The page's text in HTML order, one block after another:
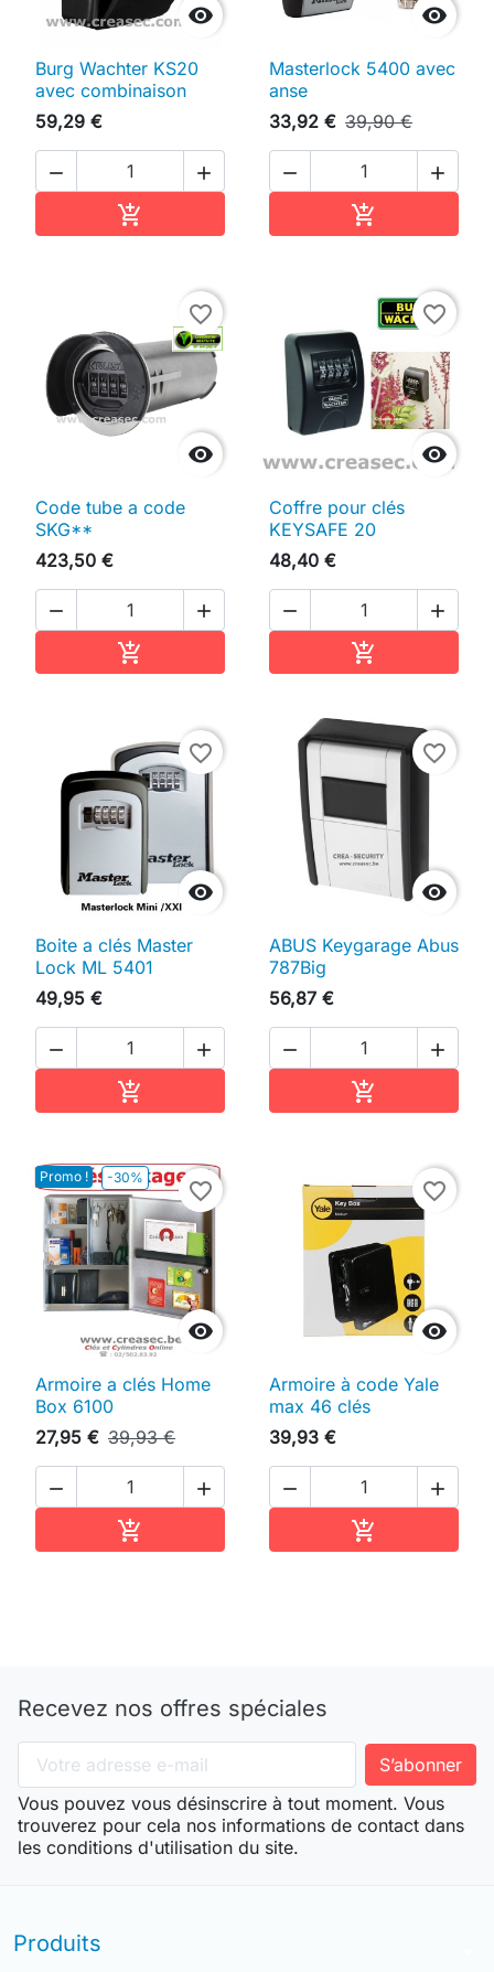

Burg Wachter KS20
avec combinaison
59,29 €
 


Masterlock 5400 avec
anse
33,92 € 39,90 €
 


favorite_border
Code tube a code
SKG**
423,50 €
 


favorite_border
Coffre pour clés
KEYSAFE 20
48,40 €
 


favorite_border
Boite a clés Master
Lock ML 5401
49,95 €
 


favorite_border
ABUS Keygarage Abus
787Big
56,87 €
 

Promo ! -30%

favorite_border
Armoire a clés Home
Box 6100
27,95 € 39,93 €
 


favorite_border
Armoire à code Yale
max 46 clés
39,93 €
 

Recevez nos offres spéciales
Vous pouvez vous désinscrire à tout moment. Vous
trouverez pour cela nos informations de contact dans
les conditions d'utilisation du site.
Produits